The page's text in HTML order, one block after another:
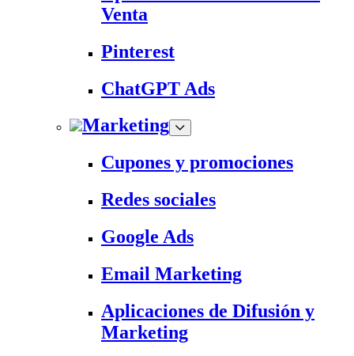
Venta
Pinterest
ChatGPT Ads
Marketing
Cupones y promociones
Redes sociales
Google Ads
Email Marketing
Aplicaciones de Difusión y
Marketing